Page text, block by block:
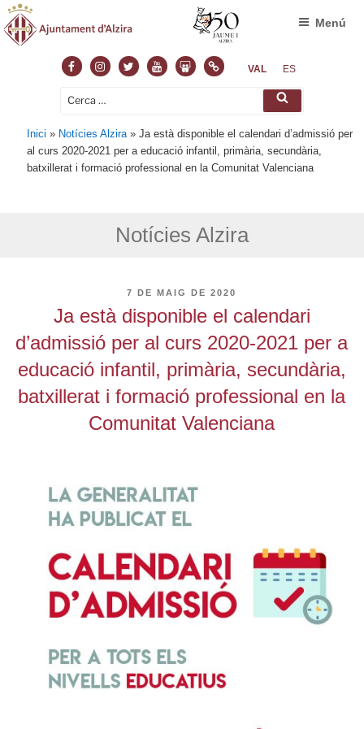
FacebookInstagram
TwitterYoutubeSlideshare
NormasVAL ES
Cerca: Cerca
Menú
Inici » Notícies Alzira »Ja està disponible el calendari d’admissió per
al curs 2020-2021 per a educació infantil, primària, secundària,
batxillerat i formació professional en la Comunitat Valenciana
Notícies Alzira
PUBLICAT
7 DE MAIG DE 2020
Ja està disponible el calendari
d’admissió per al curs 2020-2021 per a
educació infantil, primària, secundària,
batxillerat i formació professional en la
Comunitat Valenciana